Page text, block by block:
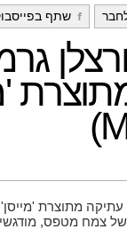
g שתף
של צמח מטפס,